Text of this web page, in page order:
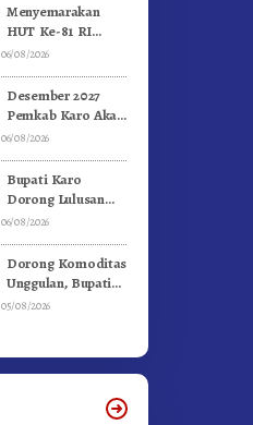
Menyemarakan
HUT Ke-81 RI
Pemkab Karo
Olahraga
06/08/2026
Desember 2027
Pemkab Karo Akan
Serahkan Aset
Ke Moderamen
GBKP
06/08/2026
Bupati Karo
Dorong Lulusan
Universitas Quality
Generasi Inovatif
dan Berintegritas
06/08/2026
Dorong Komoditas
Unggulan, Bupati
Karo Serahkan 1,2
05/08/2026